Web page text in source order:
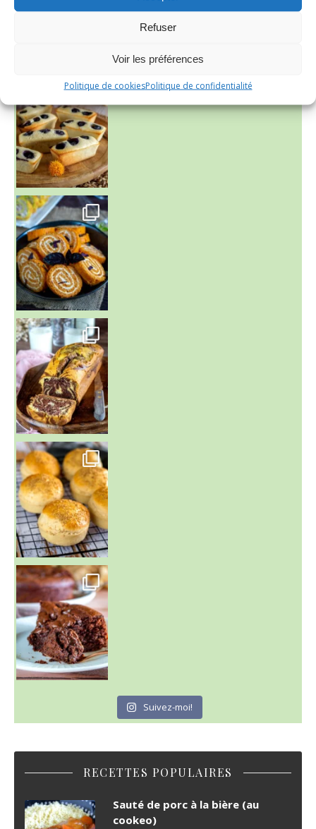
Refuser
Voir les préférences
Politique de cookiesPolitique de confidentialité
Aujourd'hu
~ BUNS MAISON ~
Un peu de boulange par ici au
~ GÂTEAU FONDANT CHOCO NOISETTE ~
C'est lundi
Suivez-moi!
RECETTES POPULAIRES
Sauté de porc à la bière (au
cookeo)